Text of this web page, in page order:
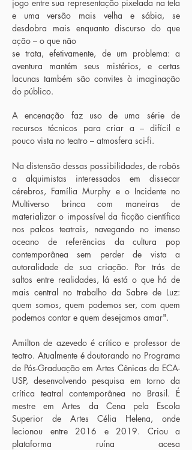
jogo entre sua representação pixelada na tela
e uma versão mais velha e sábia, se
desdobra mais enquanto discurso do que
ação – o que não
se trata, efetivamente, de um problema: a
aventura mantém seus mistérios, e certas
lacunas também são convites à imaginação
do público.
A encenação faz uso de uma série de
recursos técnicos para criar a – difícil e
pouco vista no teatro – atmosfera sci-fi.
Na distensão dessas possibilidades, de robôs
a alquimistas interessados em dissecar
cérebros, Família Murphy e o Incidente no
Multiverso brinca com maneiras de
materializar o impossível da ficção científica
nos palcos teatrais, navegando no imenso
oceano de referências da cultura pop
contemporânea sem perder de vista a
autoralidade de sua criação. Por trás de
saltos entre realidades, lá está o que há de
mais central no trabalho da Sabre de Luz:
quem somos, quem podemos ser, com quem
podemos contar e quem desejamos amar".
Amilton de azevedo é crítico e professor de
teatro. Atualmente é doutorando no Programa
de Pós-Graduação em Artes Cênicas da ECA-
USP, desenvolvendo pesquisa em torno da
crítica teatral contemporânea no Brasil. É
mestre em Artes da Cena pela Escola
Superior de Artes Célia Helena, onde
lecionou entre 2016 e 2019. Criou a
plataforma ruína acesa